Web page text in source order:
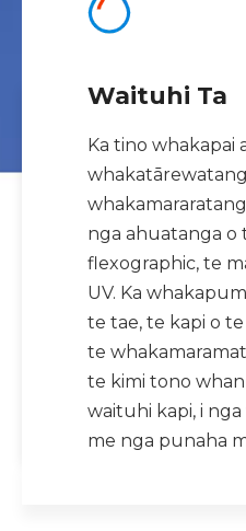
Waituhi Ta
Ka tino whakapai
nga ahuatanga o
flexographic, te
UV. Ka
te tae, te kapi o
te
te kimi tono
waituhi kapi, i
me nga punaha